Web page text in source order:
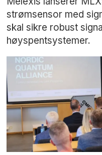
strømsensor med
skal sikre robust
høyspentsystemer.